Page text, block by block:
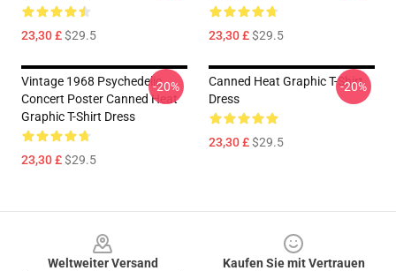
23,30 £$29.5 23,30 £$29.5
Vintage 1968 Psychedelic
Concert Poster Canned Heat
Graphic T-Shirt Dress
23,30 £$29.5
-20%
Canned Heat Graphic T-Shirt
Dress
23,30 £$29.5
-20%
Weltweiter Versand
Kaufen Sie mit Vertrauen